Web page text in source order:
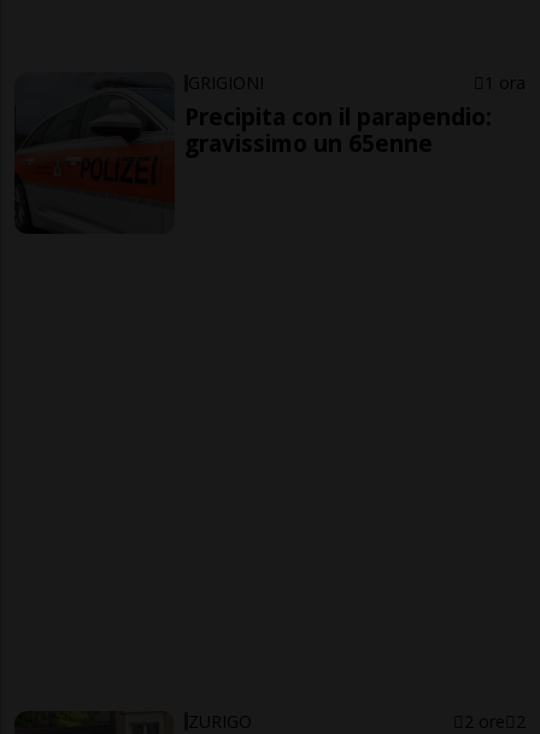
GRIGIONI 1 ora
Precipita con il parapendio:
gravissimo un 65enne
ZURIGO 2 ore 2